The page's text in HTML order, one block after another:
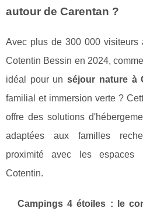
autour de Carentan ?
Avec plus de 300 000 visiteurs
Cotentin Bessin en 2024,
idéal pour unséjour nature à
familial et immersion verte ?
offre des solutions
adaptées aux familles
proximité avec les espaces
Cotentin.
Campings 4 étoiles : le